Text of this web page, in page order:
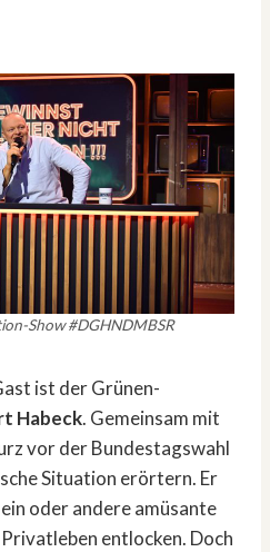
Show #DGHNDMBSR
ist der Grünen-
Habeck. Gemeinsam mit
vor der Bundestagswahl
Situation erörtern. Er
oder andere amüsante
entlocken. Doch